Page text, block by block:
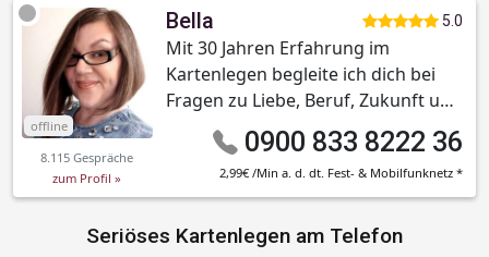
offline
8.115 Gespräche
zum Profil »
5.0
Bella
Mit 30 Jahren Erfahrung im
Kartenlegen begleite ich dich bei
Fragen zu Liebe, Beruf, Zukunft und
Vergangenheit0900 833 8222 36
2,99€ /Min a. d. dt. Fest- & Mobilfunknetz *
Seriöses Kartenlegen am Telefon